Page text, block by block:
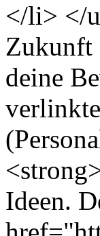
</li> </
Zukunft
deine
Ideen.